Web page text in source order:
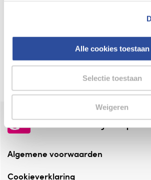
Alle cookies toestaan
Selectie toestaan
Weigeren
Altijd onze folder bij de hand
Check onze folders ⁠bij
de vriendelijke
Algemene voorwaarden
Cookieverklaring